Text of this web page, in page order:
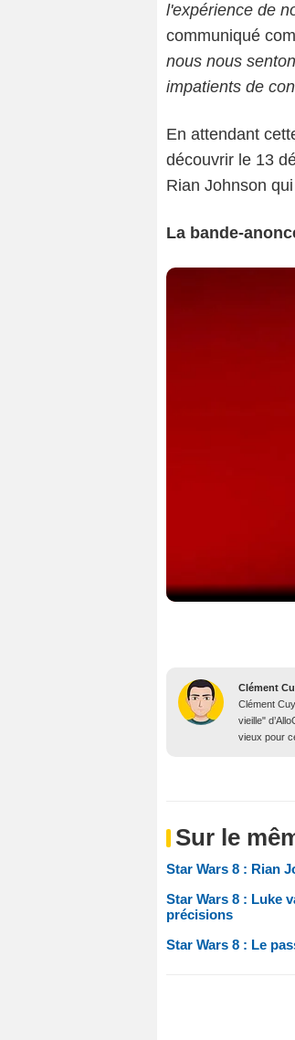
l'expérience de
communiqué
nous nous
impatients de
En attendant
découvrir le 13
Rian Johnson
La bande-
Clément
Clément
vieille"
vieux pour
Sur le
Star Wars 8 : Rian
Star Wars 8 : Luke
précisions
Star Wars 8 : Le